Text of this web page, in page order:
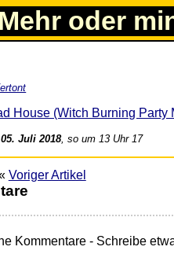
oder
House (Witch Burning Party
05. Juli 2018, so um 13 Uhr 17
Voriger Artikel
Kommentare - Schreibe